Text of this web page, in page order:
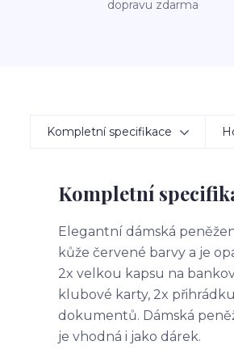
dopravu zdarma
Kompletní specifikace
Kompletní
Elegantní dámská
kůže červené barvy a je
2x velkou kapsu na
klubové karty, 2x
dokumentů. Dámská
je vhodná i jako dárek.